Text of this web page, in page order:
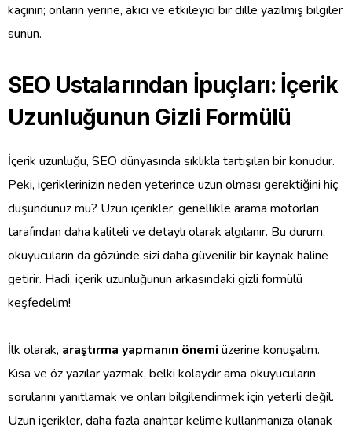
kaçının; onların yerine, akıcı ve etkileyici bir dille yazılmış bilgiler
sunun.
SEO Ustalarından İpuçları: İçerik
Uzunluğunun Gizli Formülü
İçerik uzunluğu, SEO dünyasında sıklıkla tartışılan bir konudur.
Peki, içeriklerinizin neden yeterince uzun olması gerektiğini hiç
düşündünüz mü? Uzun içerikler, genellikle arama motorları
tarafından daha kaliteli ve detaylı olarak algılanır. Bu durum,
okuyucuların da gözünde sizi daha güvenilir bir kaynak haline
getirir. Hadi, içerik uzunluğunun arkasındaki gizli formülü
keşfedelim!
İlk olarak, araştırma yapmanın önemi üzerine konuşalım.
Kısa ve öz yazılar yazmak, belki kolaydır ama okuyucuların
sorularını yanıtlamak ve onları bilgilendirmek için yeterli değil.
Uzun içerikler, daha fazla anahtar kelime kullanmanıza olanak